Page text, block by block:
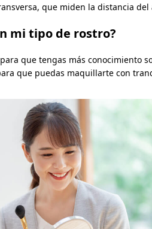
que miden la distancia del
mi tipo de rostro?
que tengas más conocimiento
que puedas maquillarte con